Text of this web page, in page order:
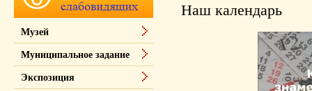
Наш календарь
Музей
Муниципальное задание
Экспозиция